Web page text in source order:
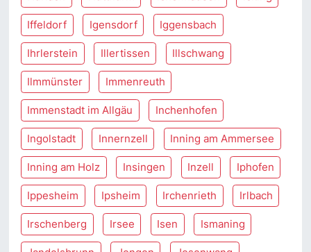
Iffeldorf Igensdorf Iggensbach
Ihrlerstein Illertissen Illschwang
Ilmmünster Immenreuth
Immenstadt im Allgäu Inchenhofen
Ingolstadt Innernzell Inning am Ammersee
Inning am Holz Insingen Inzell Iphofen
Ippesheim Ipsheim Irchenrieth Irlbach
Irschenberg Irsee Isen Ismaning